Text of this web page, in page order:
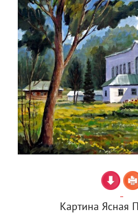
Картина Ясная